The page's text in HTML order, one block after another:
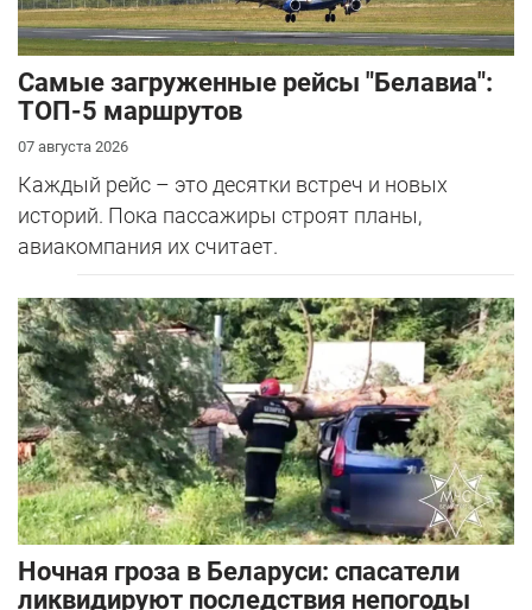
Самые загруженные рейсы "Белавиа":
ТОП-5 маршрутов
07 августа 2026
Каждый рейс – это десятки встреч и новых
историй. Пока пассажиры строят планы,
авиакомпания их считает.
Ночная гроза в Беларуси: спасатели
ликвидируют последствия непогоды